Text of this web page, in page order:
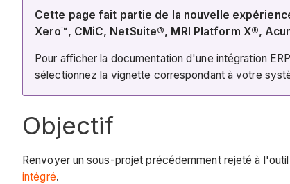
Cette page fait partie de la nouvelle
Xero™, CMiC, NetSuite®, MRI Platform X®,
Pour afficher la documentation d'une intégration
sélectionnez la vignette correspondant à votre
Objectif
Renvoyer un sous-projet précédemment rejeté à
intégré.